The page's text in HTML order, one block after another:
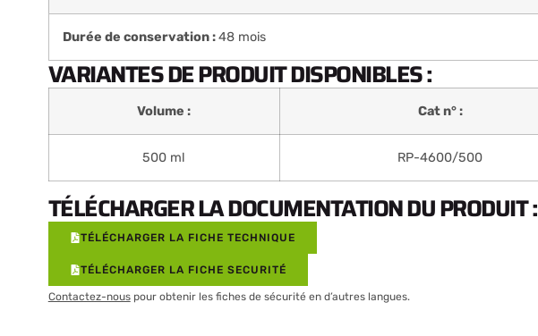
Durée de conservation :48 mois
VARIANTES DE PRODUIT DISPONIBLES :
Volume : Cat n° :
500 ml RP-4600/500
TÉLÉCHARGER LA DOCUMENTATION DU PRODUIT :
TÉLÉCHARGER LA FICHE TECHNIQUE
TÉLÉCHARGER LA FICHE SECURITÉ
Contactez-nouspour obtenir les fiches de sécurité en d’autres langues.